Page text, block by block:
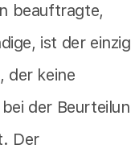
beauftragte,
ist der
der keine
der
Der